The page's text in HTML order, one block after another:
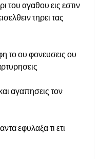
του αγαθου εις εστιν
τηρει τας
το ου φονευσεις ου
αγαπησεις τον
εφυλαξα τι ετι